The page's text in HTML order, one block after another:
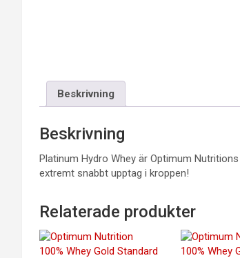
Beskrivning
Beskrivning
Platinum Hydro Whey är Optimum
extremt snabbt upptag i kroppen!
Relaterade produkter